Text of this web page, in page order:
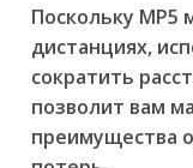
Поскольку
дистанциях,
сократить
позволит вам
преимущества